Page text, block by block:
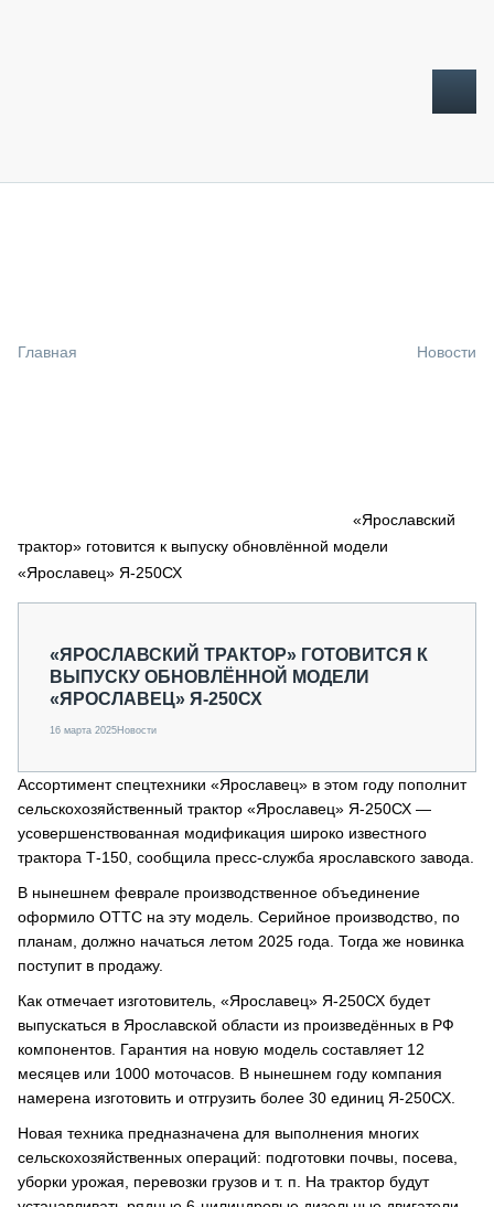
СПЕЦПРОЕКТЫ
МЕРОПРИЯТИЯ
СТАТЬИ ПО КАТЕГОРИЯМ ТЕХНИКИ
Главная Новости
«Ярославский
трактор» готовится к выпуску обновлённой модели
«Ярославец» Я-250СХ
«ЯРОСЛАВСКИЙ ТРАКТОР» ГОТОВИТСЯ К
ВЫПУСКУ ОБНОВЛЁННОЙ МОДЕЛИ
«ЯРОСЛАВЕЦ» Я-250СХ
16 марта 2025Новости
Ассортимент спецтехники «Ярославец» в этом году пополнит
сельскохозяйственный трактор «Ярославец» Я-250СХ —
усовершенствованная модификация широко известного
трактора Т-150, сообщила пресс-служба ярославского завода.
В нынешнем феврале производственное объединение
оформило ОТТС на эту модель. Серийное производство, по
планам, должно начаться летом 2025 года. Тогда же новинка
поступит в продажу.
Как отмечает изготовитель, «Ярославец» Я-250СХ будет
выпускаться в Ярославской области из произведённых в РФ
компонентов. Гарантия на новую модель составляет 12
месяцев или 1000 моточасов. В нынешнем году компания
намерена изготовить и отгрузить более 30 единиц Я-250СХ.
Новая техника предназначена для выполнения многих
сельскохозяйственных операций: подготовки почвы, посева,
уборки урожая, перевозки грузов и т. п. На трактор будут